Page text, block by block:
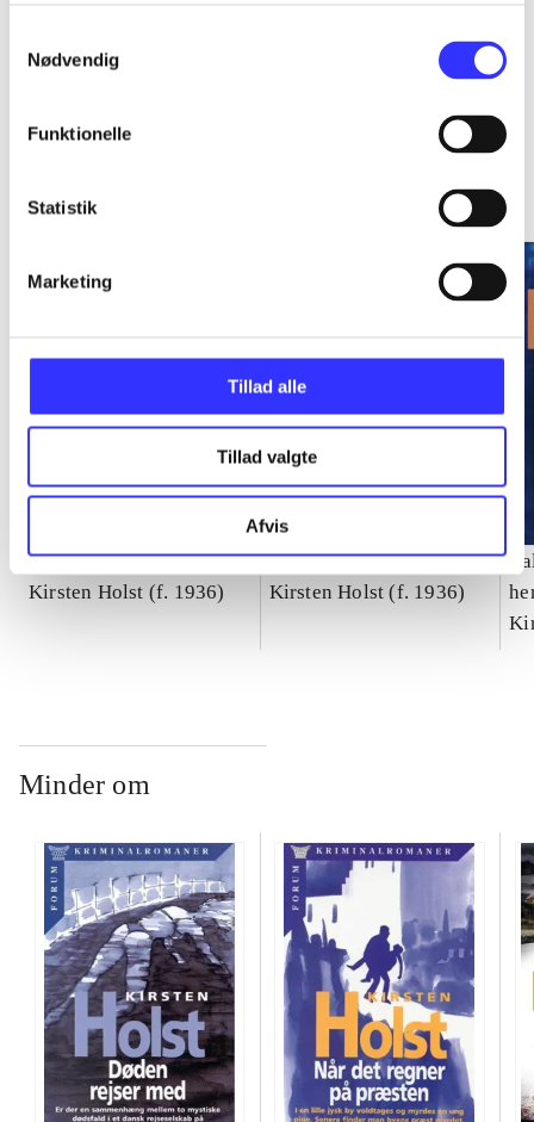
Nødvendig
Funktionelle
Statistik
Marketing
Tillad alle
Tillad valgte
Afvis
En kriminalkommisær Høyer-krimi
Sov Dukke Lise -
Kirsten Holst (f. 1936)
Som ringe i vandet
Kirsten Holst (f. 1936)
I
Minder om